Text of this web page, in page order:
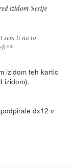
izidom Serije
sem ti na to
izidom teh kartic
izidom).
dx12 v